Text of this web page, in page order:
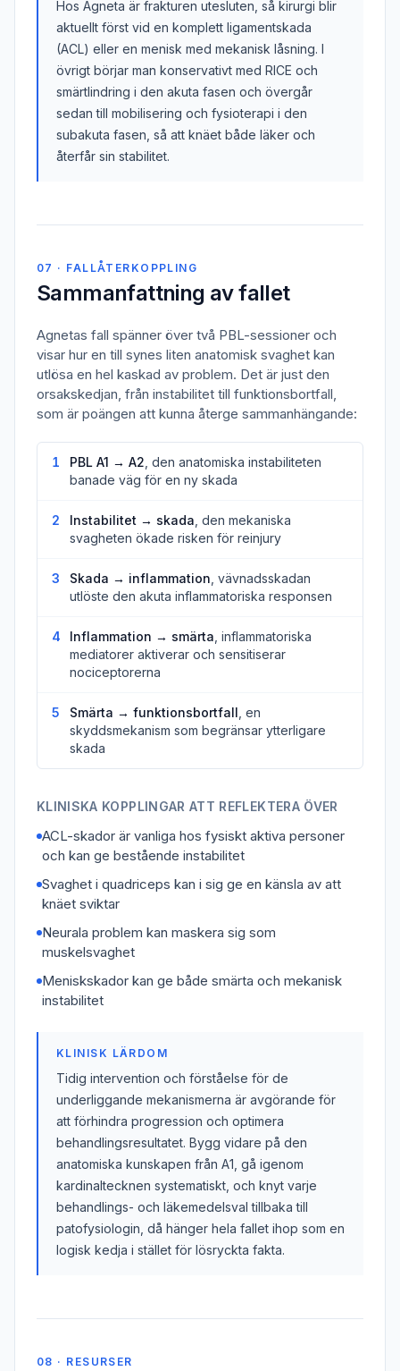
Hos Agneta är frakturen utesluten, så kirurgi blir
aktuellt först vid en komplett ligamentskada
(ACL) eller en menisk med mekanisk låsning. I
övrigt börjar man konservativt med RICE och
smärtlindring i den akuta fasen och övergår
sedan till mobilisering och fysioterapi i den
subakuta fasen, så att knäet både läker och
återfår sin stabilitet.
07 · FALLÅTERKOPPLING
Sammanfattning av fallet
Agnetas fall spänner över två PBL-sessioner och
visar hur en till synes liten anatomisk svaghet kan
utlösa en hel kaskad av problem. Det är just den
orsakskedjan, från instabilitet till funktionsbortfall,
som är poängen att kunna återge sammanhängande:
1 PBL A1 → A2 , den anatomiska instabiliteten
banade väg för en ny skada
2 Instabilitet → skada , den mekaniska
svagheten ökade risken för reinjury
3 Skada → inflammation , vävnadsskadan
utlöste den akuta inflammatoriska responsen
4 Inflammation → smärta , inflammatoriska
mediatorer aktiverar och sensitiserar
nociceptorerna
5 Smärta → funktionsbortfall , en
skyddsmekanism som begränsar ytterligare
skada
KLINISKA KOPPLINGAR ATT REFLEKTERA ÖVER
ACL-skador är vanliga hos fysiskt aktiva personer
och kan ge bestående instabilitet
Svaghet i quadriceps kan i sig ge en känsla av att
knäet sviktar
Neurala problem kan maskera sig som
muskelsvaghet
Meniskskador kan ge både smärta och mekanisk
instabilitet
KLINISK LÄRDOM
Tidig intervention och förståelse för de
underliggande mekanismerna är avgörande för
att förhindra progression och optimera
behandlingsresultatet. Bygg vidare på den
anatomiska kunskapen från A1, gå igenom
kardinaltecknen systematiskt, och knyt varje
behandlings- och läkemedelsval tillbaka till
patofysiologin, då hänger hela fallet ihop som en
logisk kedja i stället för lösryckta fakta.
08 · RESURSER